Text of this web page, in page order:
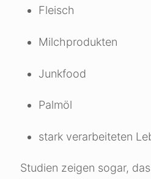
Fleisch
Milchprodukten
Junkfood
Palmöl
stark verarbeiteten
Studien zeigen sogar,